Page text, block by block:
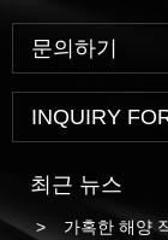
문의하기
INQUIRY
최근 뉴스
가혹한 해양